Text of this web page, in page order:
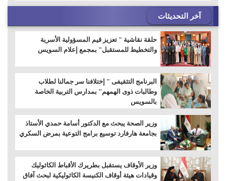
آخر التحديثات
حلقة نقاشية " تعزيز قيم المسؤولية الأسرية
والتخطيط للمستقبل" بمجمع إعلام السويس
البرنامج التثقيفى " إختلافنا سر جمالنا لطلاب
وطالبات ذوى الهمهم" بمدارس التربية الخاصة
بالسويس
وزير الصحة يبحث مع الدكتور أسامة حمدي الأستاذ
بجامعة هارفارد توسيع برامج التوعية بمرض السكري
وزير الأوقاف يستقبل بطريرك الأقباط الكاثوليك
وقيادات هيئة أوقاف الكنيسة الكاثوليكية لبحث آفاق